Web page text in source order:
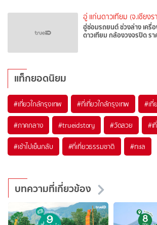
อู่ แก่นดาวเทียม (จ.เชียงร
ฮู่ซ่อมรถยนต์ ช่วงล่าง เครื่
ดาวเทียม กล้องวงจรปิด รา
แท็กยอดนิยม
#เที่ยวใกล้กรุงเทพ #ที่เที่ยวใกล้กรุงเทพ #เที่
#ภาคกลาง #trueidstory #วัดสวย #เ
#เช้าไปเย็นกลับ #ที่เที่ยวธรรมชาติ #ทะเล
บทความที่เกี่ยวข้อง